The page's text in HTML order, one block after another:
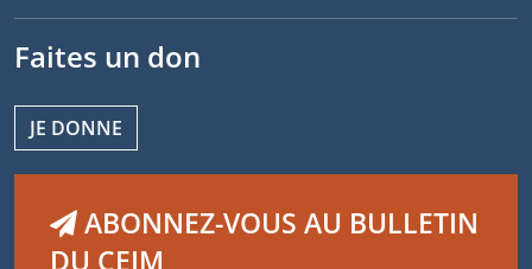
Faites un don
JE DONNE
ABONNEZ-VOUS AU BULLETIN
DU CEIM